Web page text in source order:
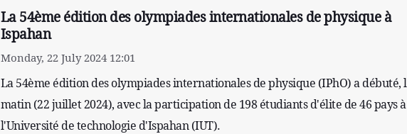
La 54ème édition des olympiades internationales de physique à
Ispahan
Monday, 22 July 2024 12:01
La 54ème édition des olympiades internationales de physique (IPhO) a débuté,
matin (22 juillet 2024), avec la participation de 198 étudiants d'élite de 46 pays à
l'Université de technologie d'Ispahan (IUT).